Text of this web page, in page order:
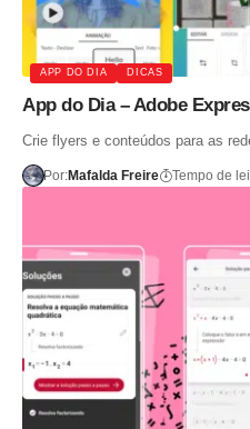
APP DO DIA DICAS
App do Dia – Adobe
Crie flyers e conteúdos para as
Por:Mafalda Freire Tempo de